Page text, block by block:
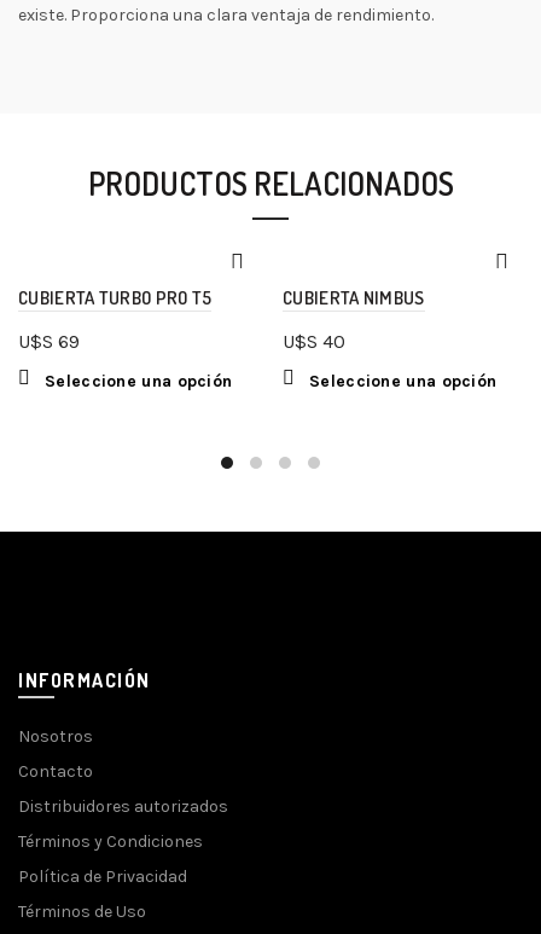
existe. Proporciona una clara ventaja de rendimiento.
PRODUCTOS RELACIONADOS
CUBIERTA TURBO PRO T5
U$S 69
Seleccione una opción
CUBIERTA NIMBUS
U$S 40
Seleccione una opción
INFORMACIÓN
Nosotros
Contacto
Distribuidores autorizados
Términos y Condiciones
Política de Privacidad
Términos de Uso